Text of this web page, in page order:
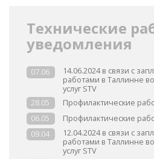
Технические
уведомления
07.06
14.06.2024 в связи с
работами в Таллинне
услуг STV
28.05
Профилактические
06.05
Профилактические
09.04
12.04.2024 в связи с
работами в Таллинне
услуг STV